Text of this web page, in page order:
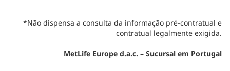
*Não dispensa a consulta da informação pré-contratual e
contratual legalmente exigida.
MetLife Europe d.a.c. – Sucursal em Portugal